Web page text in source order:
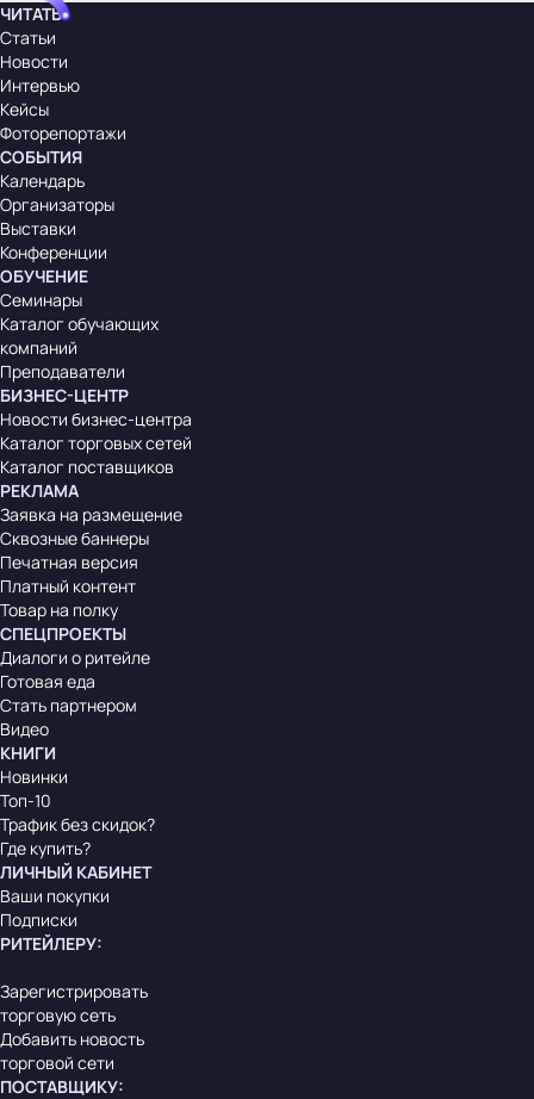
ЧИТАТЬ
Статьи
Новости
Интервью
Кейсы
Фоторепортажи
СОБЫТИЯ
Календарь
Организаторы
Выставки
Конференции
ОБУЧЕНИЕ
Семинары
Каталог обучающих
компаний
Преподаватели
БИЗНЕС-ЦЕНТР
Новости бизнес-центра
Каталог торговых сетей
Каталог поставщиков
РЕКЛАМА
Заявка на размещение
Сквозные баннеры
Печатная версия
Платный контент
Товар на полку
СПЕЦПРОЕКТЫ
Диалоги о ритейле
Готовая еда
Стать партнером
Видео
КНИГИ
Новинки
Топ-10
Трафик без скидок?
Где купить?
ЛИЧНЫЙ КАБИНЕТ
Ваши покупки
Подписки
РИТЕЙЛЕРУ:
Зарегистрировать
торговую сеть
Добавить новость
торговой сети
ПОСТАВЩИКУ: